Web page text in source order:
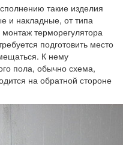
такие изделия
и накладные, от типа
монтаж терморегулятора
подготовить место
К нему
пола, обычно схема,
на обратной стороне